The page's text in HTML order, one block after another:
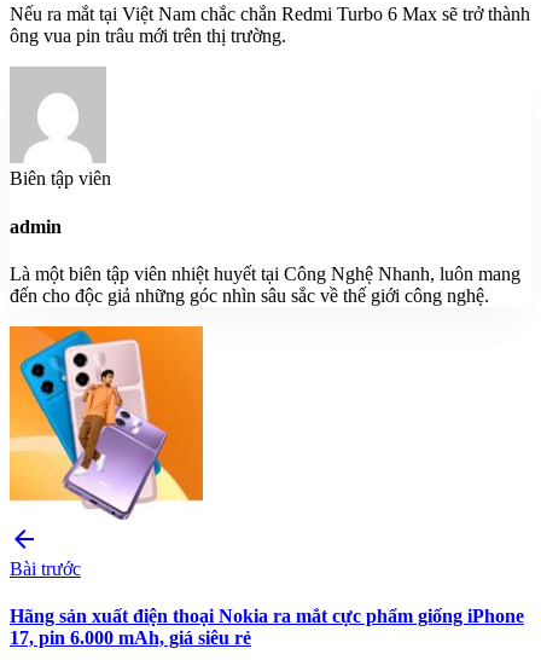
Nếu ra mắt tại Việt Nam chắc chắn Redmi Turbo 6 Max sẽ trở thành
ông vua pin trâu mới trên thị trường.
Biên tập viên
admin
Là một biên tập viên nhiệt huyết tại Công Nghệ Nhanh, luôn mang
đến cho độc giả những góc nhìn sâu sắc về thế giới công nghệ.
arrow_back
Bài trước
Hãng sản xuất điện thoại Nokia ra mắt cực phẩm giống iPhone
17, pin 6.000 mAh, giá siêu rẻ